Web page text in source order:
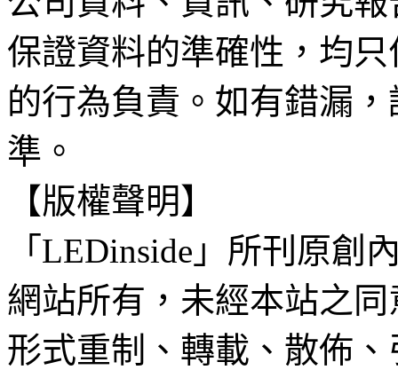
保證資料的準確性，均
的行為負責。如有錯漏
準。
【版權聲明】
「LEDinside」所刊原創
網站所有，未經本站之
形式重制、轉載、散佈